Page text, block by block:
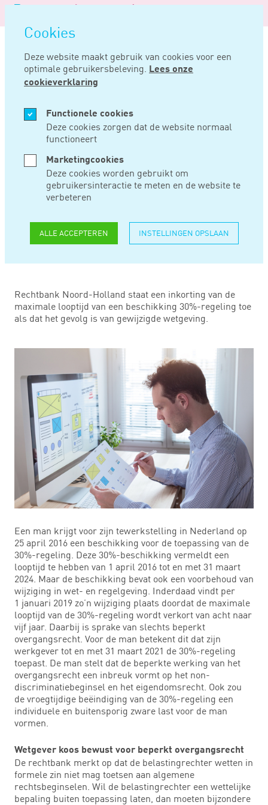
overslaan
Cookies
Deze website maakt gebruik van cookies voor een
optimale gebruikersbeleving. Lees onze
cookieverklaring
Functionele cookies
Deze cookies zorgen dat de website normaal
functioneert
Marketingcookies
Deze cookies worden gebruikt om
gebruikersinteractie te meten en de website te
verbeteren
ALLE ACCEPTEREN INSTELLINGEN OPSLAAN
Logo
Noord
Negentig
Home Nieuws
APR 15, 2024
BEPERKT
OVERGANGSRECHT
VOLSTAAT VOOR
INKORTING 30%-
REGELING
Rechtbank Noord-Holland staat een inkorting van de
maximale looptijd van een beschikking 30%-regeling toe
als dat het gevolg is van gewijzigde wetgeving.
Een man krijgt voor zijn tewerkstelling in Nederland op
25 april 2016 een beschikking voor de toepassing van de
30%-regeling. Deze 30%-beschikking vermeldt een
looptijd te hebben van 1 april 2016 tot en met 31 maart
2024. Maar de beschikking bevat ook een voorbehoud van
wijziging in wet- en regelgeving. Inderdaad vindt per
1 januari 2019 zo’n wijziging plaats doordat de maximale
looptijd van de 30%-regeling wordt verkort van acht naar
vijf jaar. Daarbij is sprake van slechts beperkt
overgangsrecht. Voor de man betekent dit dat zijn
werkgever tot en met 31 maart 2021 de 30%-regeling
toepast. De man stelt dat de beperkte werking van het
overgangsrecht een inbreuk vormt op het non-
discriminatiebeginsel en het eigendomsrecht. Ook zou
de vroegtijdige beëindiging van de 30%-regeling een
individuele en buitensporig zware last voor de man
vormen.
Wetgever koos bewust voor beperkt overgangsrecht
De rechtbank merkt op dat de belastingrechter wetten in
formele zin niet mag toetsen aan algemene
rechtsbeginselen. Wil de belastingrechter een wettelijke
bepaling buiten toepassing laten, dan moeten bijzondere